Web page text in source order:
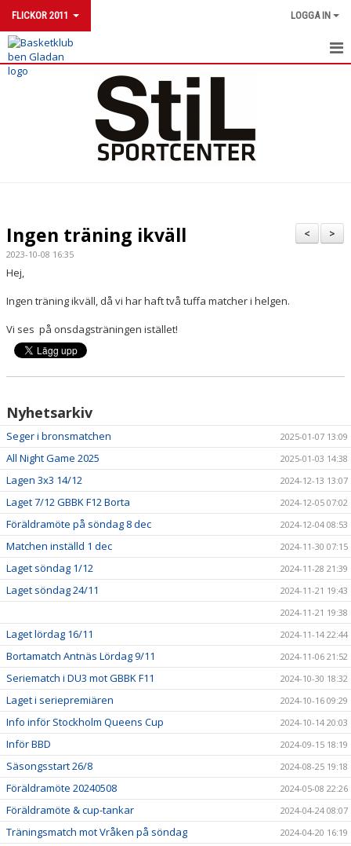
FLICKOR 2011 LOGGA IN
FLICKOR 2011
DOKUMENT
KONTAKT
>
<
Ingen träning ikväll
2023-10-08 16:35
Hej,
Ingen träning ikväll, då vi har haft två tuffa matcher i helgen.
Vi ses på onsdagsträningen istället!
Nyhetsarkiv
Seger i bronsmatchen 2025-01-07 13:09
All Night Game 2025 2025-01-03 14:38
Lagen 3x3 14/12 2024-12-13 13:07
Laget 7/12 GBBK F12 Borta 2024-12-05 07:02
Föräldramöte på söndag 8 dec 2024-12-04 08:53
Matchen inställd 1 dec 2024-11-30 07:15
Laget söndag 1/12 2024-11-28 21:39
Laget söndag 24/11
2024-11-21 19:43
2024-11-21 19:38
Laget lördag 16/11 2024-11-14 22:44
Bortamatch Antnäs Lördag 9/11 2024-11-06 21:52
Seriematch i DU3 mot GBBK F11 2024-10-30 18:32
Laget i seriepremiären 2024-10-16 09:29
Info inför Stockholm Queens Cup 2024-10-14 20:03
Inför BBD 2024-09-15 18:19
Säsongsstart 26/8 2024-08-25 19:18
Föräldramöte 20240508 2024-05-08 22:26
Föräldramöte & cup-tankar 2024-04-24 08:07
Träningsmatch mot Vråken på söndag 2024-04-20 16:19